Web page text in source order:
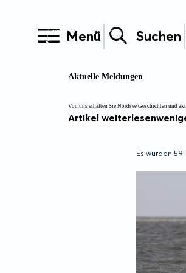
Menü Suchen
Aktuelle Meldungen
Von uns erhalten Sie Nordsee Geschichten und
Artikel weiterlesen
Es wurden 59